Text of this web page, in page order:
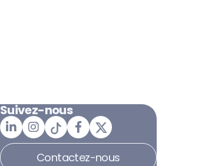
Suivez-nous
Contactez-nous